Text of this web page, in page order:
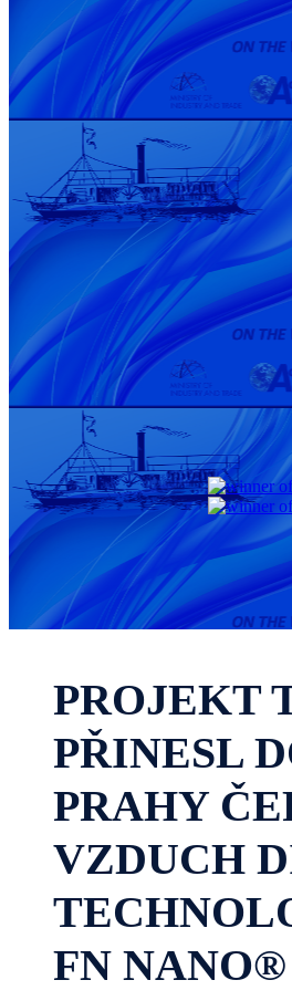
PROJEKT
PŘINESL
PRAHY
VZDUCH
FN NANO®